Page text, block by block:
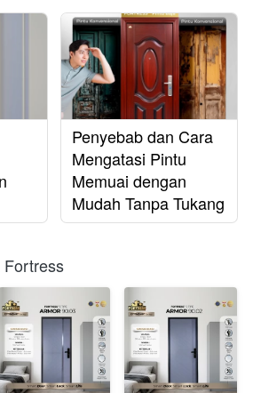
Penyebab dan Cara
Mengatasi Pintu
Memuai dengan
Mudah Tanpa Tukang
Fortress